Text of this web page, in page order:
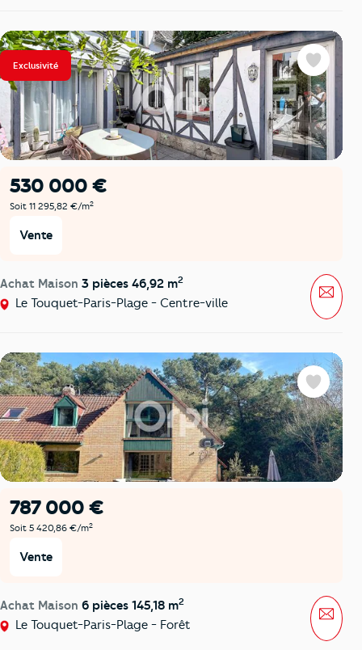
Exclusivité
530 000 €
Soit 11 295,82 €/m2
Vente
Achat Maison 3 pièces 46,92 m2
Le Touquet-Paris-Plage - Centre-ville
Favoris
787 000 €
Soit 5 420,86 €/m2
Vente
Achat Maison 6 pièces 145,18 m2
Le Touquet-Paris-Plage - Forêt
Favoris